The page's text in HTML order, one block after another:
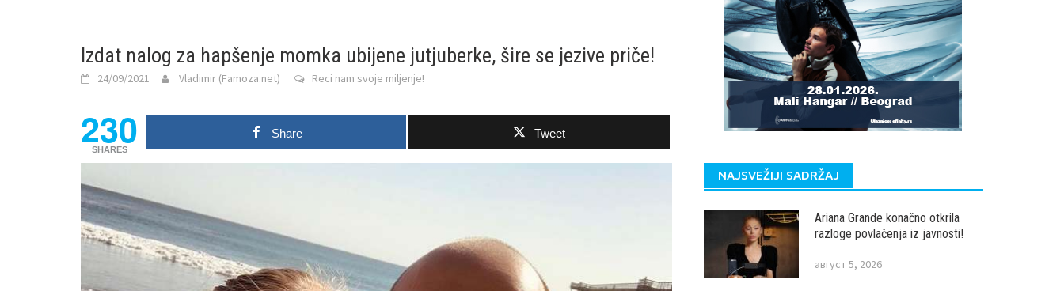
Izdat nalog za hapšenje momka ubijene jutjuberke, šire se jezive priče!
24/09/2021 Vladimir (Famoza.net) Reci nam svoje miljenje!
230
SHARES
Share Tweet
NAJSVEŽIJI SADRŽAJ
Ariana Grande konačno otkrila
razloge povlačenja iz javnosti!
август 5, 2026